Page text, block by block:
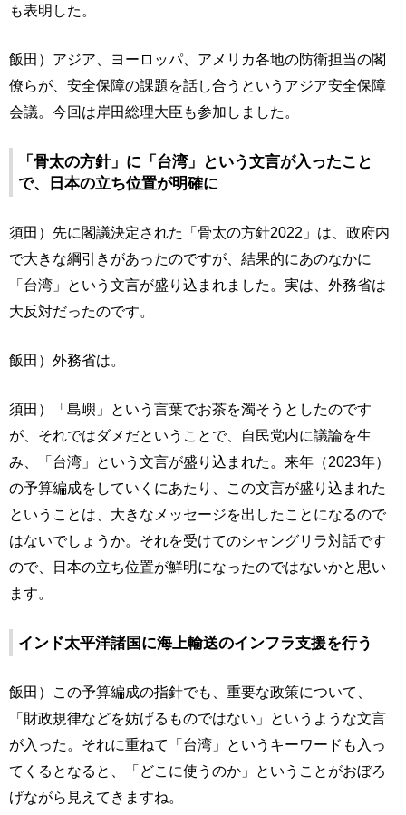
も表明した。
飯田）アジア、ヨーロッパ、アメリカ各地の防衛担当の閣
僚らが、安全保障の課題を話し合うというアジア安全保障
会議。今回は岸田総理大臣も参加しました。
「骨太の方針」に「台湾」という文言が入ったこと
で、日本の立ち位置が明確に
須田）先に閣議決定された「骨太の方針2022」は、政府内
で大きな綱引きがあったのですが、結果的にあのなかに
「台湾」という文言が盛り込まれました。実は、外務省は
大反対だったのです。
飯田）外務省は。
須田）「島嶼」という言葉でお茶を濁そうとしたのです
が、それではダメだということで、自民党内に議論を生
み、「台湾」という文言が盛り込まれた。来年（2023年）
の予算編成をしていくにあたり、この文言が盛り込まれた
ということは、大きなメッセージを出したことになるので
はないでしょうか。それを受けてのシャングリラ対話です
ので、日本の立ち位置が鮮明になったのではないかと思い
ます。
インド太平洋諸国に海上輸送のインフラ支援を行う
飯田）この予算編成の指針でも、重要な政策について、
「財政規律などを妨げるものではない」というような文言
が入った。それに重ねて「台湾」というキーワードも入っ
てくるとなると、「どこに使うのか」ということがおぼろ
げながら見えてきますね。